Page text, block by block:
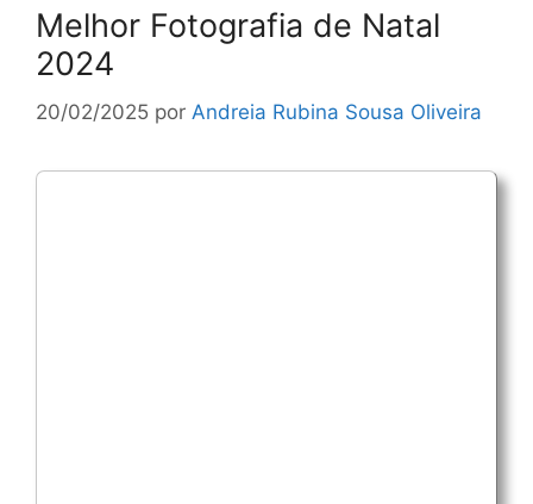
Melhor Fotografia de Natal
2024
20/02/2025 por Andreia Rubina Sousa Oliveira